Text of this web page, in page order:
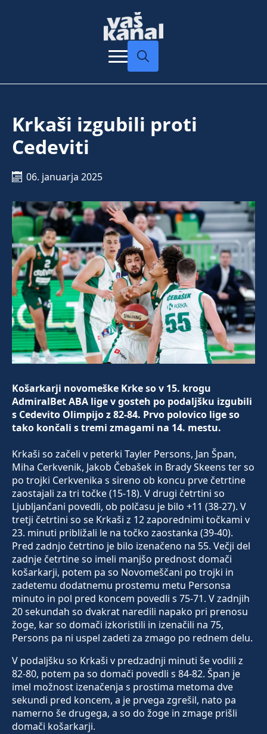
Krkaši izgubili proti
Cedeviti
06. januarja 2025
Košarkarji novomeške Krke so v 15. krogu
AdmiralBet ABA lige v gosteh po podaljšku izgubili
s Cedevito Olimpijo z 82-84. Prvo polovico lige so
tako končali s tremi zmagami na 14. mestu.
Krkaši so začeli v peterki Tayler Persons, Jan Špan,
Miha Cerkvenik, Jakob Čebašek in Brady Skeens ter so
po trojki Cerkvenika s sireno ob koncu prve četrtine
zaostajali za tri točke (15-18). V drugi četrtini so
Ljubljančani povedli, ob polčasu je bilo +11 (38-27). V
tretji četrtini so se Krkaši z 12 zaporednimi točkami v
23. minuti približali le na točko zaostanka (39-40).
Pred zadnjo četrtino je bilo izenačeno na 55. Večji del
zadnje četrtine so imeli manjšo prednost domači
košarkarji, potem pa so Novomeščani po trojki in
zadetemu dodatnemu prostemu metu Personsa
minuto in pol pred koncem povedli s 75-71. V zadnjih
20 sekundah so dvakrat naredili napako pri prenosu
žoge, kar so domači izkoristili in izenačili na 75,
Persons pa ni uspel zadeti za zmago po rednem delu.
V podaljšku so Krkaši v predzadnji minuti še vodili z
82-80, potem pa so domači povedli s 84-82. Špan je
imel možnost izenačenja s prostima metoma dve
sekundi pred koncem, a je prvega zgrešil, nato pa
namerno še drugega, a so do žoge in zmage prišli
domači košarkarji.